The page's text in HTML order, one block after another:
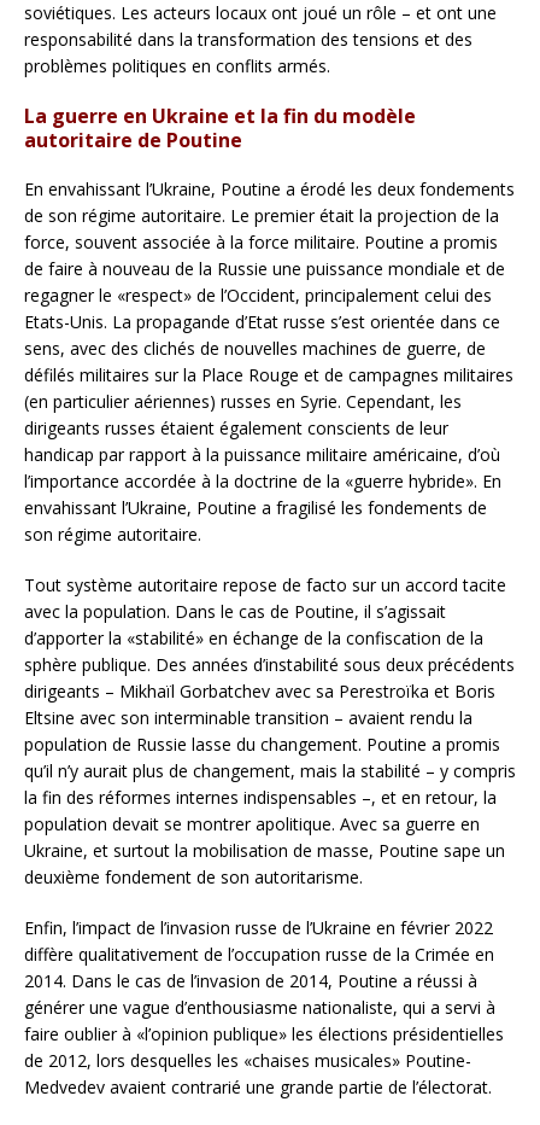
soviétiques. Les acteurs locaux ont joué un rôle – et ont une
responsabilité dans la transformation des tensions et des
problèmes politiques en conflits armés.
La guerre en Ukraine et la fin du modèle
autoritaire de Poutine
En envahissant l’Ukraine, Poutine a érodé les deux fondements
de son régime autoritaire. Le premier était la projection de la
force, souvent associée à la force militaire. Poutine a promis
de faire à nouveau de la Russie une puissance mondiale et de
regagner le «respect» de l’Occident, principalement celui des
Etats-Unis. La propagande d’Etat russe s’est orientée dans ce
sens, avec des clichés de nouvelles machines de guerre, de
défilés militaires sur la Place Rouge et de campagnes militaires
(en particulier aériennes) russes en Syrie. Cependant, les
dirigeants russes étaient également conscients de leur
handicap par rapport à la puissance militaire américaine, d’où
l’importance accordée à la doctrine de la «guerre hybride». En
envahissant l’Ukraine, Poutine a fragilisé les fondements de
son régime autoritaire.
Tout système autoritaire repose de facto sur un accord tacite
avec la population. Dans le cas de Poutine, il s’agissait
d’apporter la «stabilité» en échange de la confiscation de la
sphère publique. Des années d’instabilité sous deux précédents
dirigeants – Mikhaïl Gorbatchev avec sa Perestroïka et Boris
Eltsine avec son interminable transition – avaient rendu la
population de Russie lasse du changement. Poutine a promis
qu’il n’y aurait plus de changement, mais la stabilité – y compris
la fin des réformes internes indispensables –, et en retour, la
population devait se montrer apolitique. Avec sa guerre en
Ukraine, et surtout la mobilisation de masse, Poutine sape un
deuxième fondement de son autoritarisme.
Enfin, l’impact de l’invasion russe de l’Ukraine en février 2022
diffère qualitativement de l’occupation russe de la Crimée en
2014. Dans le cas de l’invasion de 2014, Poutine a réussi à
générer une vague d’enthousiasme nationaliste, qui a servi à
faire oublier à «l’opinion publique» les élections présidentielles
de 2012, lors desquelles les «chaises musicales» Poutine-
Medvedev avaient contrarié une grande partie de l’électorat.